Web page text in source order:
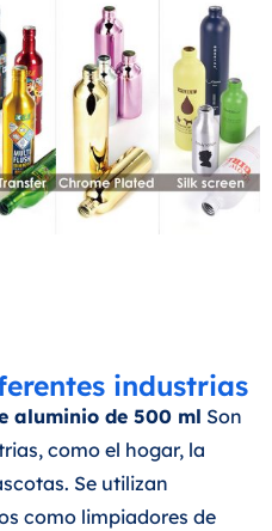
industrias
aluminio de 500 ml Son
como el hogar, la
Se utilizan
como limpiadores de